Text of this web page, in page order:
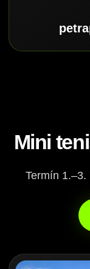
Mini
Termín 1.–3.